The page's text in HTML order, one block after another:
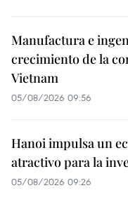
Manufactura e
crecimiento de la
Vietnam
05/08/2026 09:56
Hanoi impulsa un
atractivo para la
05/08/2026 09:26